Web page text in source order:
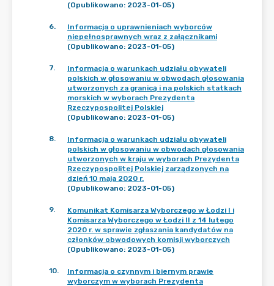
(Opublikowano: 2023-01-05)
6.
Informacja o uprawnieniach wyborców
niepełnosprawnych wraz z załącznikami
(Opublikowano: 2023-01-05)
7.
Informacja o warunkach udziału obywateli
polskich w głosowaniu w obwodach głosowania
utworzonych za granicą i na polskich statkach
morskich w wyborach Prezydenta
Rzeczypospolitej Polskiej
(Opublikowano: 2023-01-05)
8.
Informacja o warunkach udziału obywateli
polskich w głosowaniu w obwodach głosowania
utworzonych w kraju w wyborach Prezydenta
Rzeczypospolitej Polskiej zarządzonych na
dzień 10 maja 2020 r.
(Opublikowano: 2023-01-05)
9.
Komunikat Komisarza Wyborczego w Łodzi I i
Komisarza Wyborczego w Łodzi II z 14 lutego
2020 r. w sprawie zgłaszania kandydatów na
członków obwodowych komisji wyborczych
(Opublikowano: 2023-01-05)
10.
Informacja o czynnym i biernym prawie
wyborczym w wyborach Prezydenta